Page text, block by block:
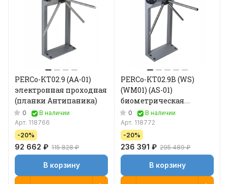
PERCo-KT02.9 (AA-01)
электронная проходная
(планки Антипаника)
0
В наличии
Арт. 118766
-20%
92 662 ₽ 115 828 ₽
В корзину
PERCo-KT02.9B (WS)
(WM01) (AS-01)
биометрическая
электронная проходная
(стандартные планки)
0
В наличии
Арт. 118772
-20%
236 391 ₽ 295 489 ₽
В корзину